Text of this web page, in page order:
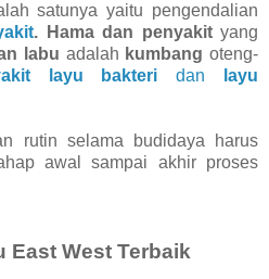
satunya yaitu pengendalian
. Hama dan penyakityang
labu adalah kumbang oteng-
layu bakteri dan
layu
rutin selama budidaya harus
awal sampai akhir proses
East West Terbaik